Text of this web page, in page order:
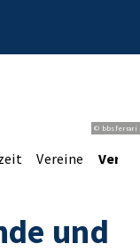
© bbsferrari
Vereine
und